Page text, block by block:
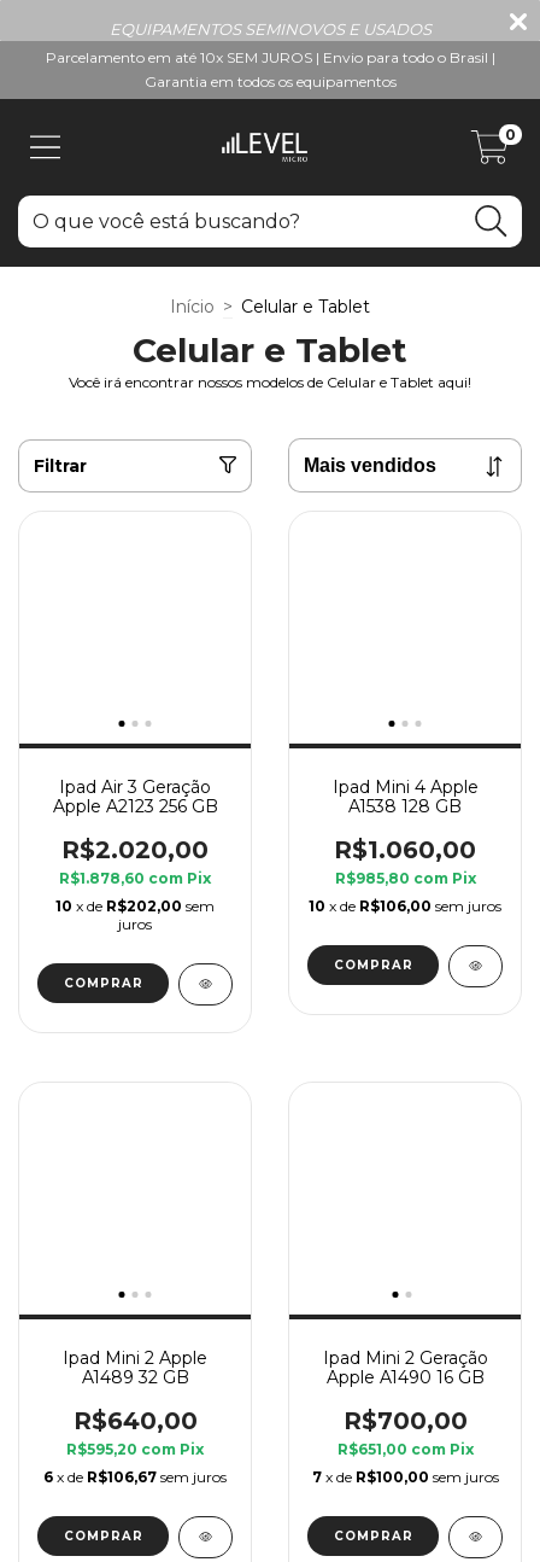
EQUIPAMENTOS SEMINOVOS E USADOS
Parcelamento em até 10x SEM JUROS | Envio para todo o Brasil |
Garantia em todos os equipamentos
0
Início > Celular e Tablet
Celular e Tablet
Você irá encontrar nossos modelos de Celular e Tablet aqui!
Filtrar
Ipad Air 3 Geração
Apple A2123 256 GB
R$2.020,00
R$1.878,60 com Pix
10 x de R$202,00 sem
juros
Ipad Mini 4 Apple
A1538 128 GB
R$1.060,00
R$985,80 com Pix
10 x de R$106,00 sem juros
Ipad Mini 2 Apple
A1489 32 GB
R$640,00
R$595,20 com Pix
6 x de R$106,67 sem juros
Ipad Mini 2 Geração
Apple A1490 16 GB
R$700,00
R$651,00 com Pix
7 x de R$100,00 sem juros